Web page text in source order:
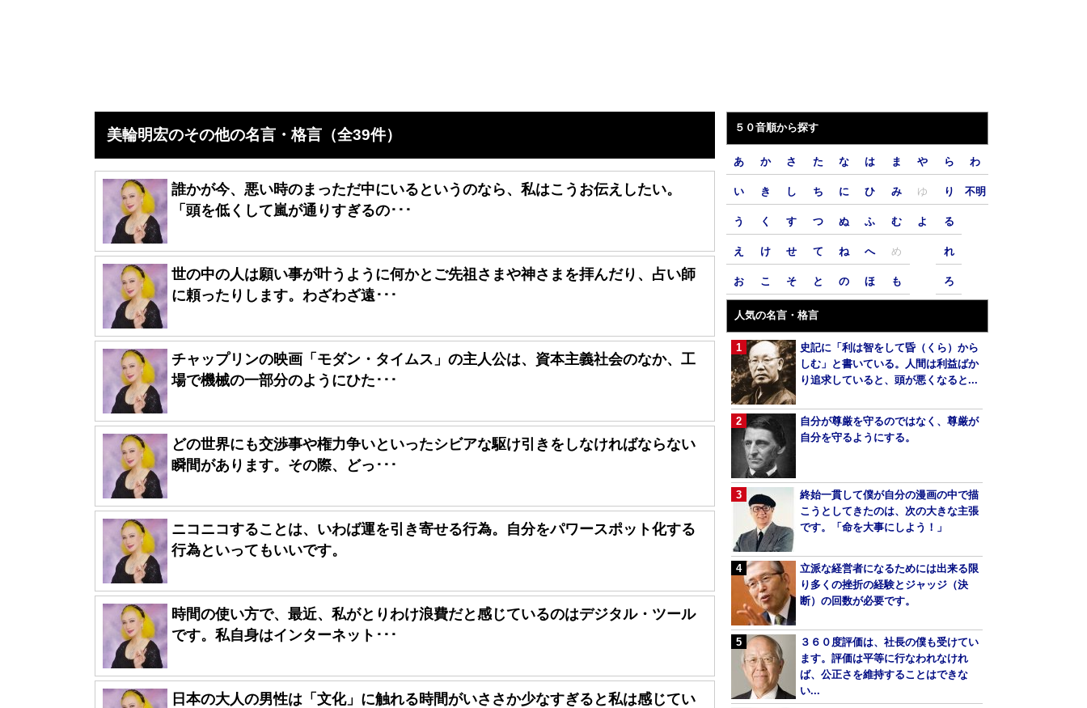
美輪明宏のその他の名言・格言（全39件）
誰かが今、悪い時のまっただ中にいるというのなら、私はこうお伝えしたい。
「頭を低くして嵐が通りすぎるの･･･
世の中の人は願い事が叶うように何かとご先祖さまや神さまを拝んだり、占い師
に頼ったりします。わざわざ遠･･･
チャップリンの映画「モダン・タイムス」の主人公は、資本主義社会のなか、工
場で機械の一部分のようにひた･･･
どの世界にも交渉事や権力争いといったシビアな駆け引きをしなければならない
瞬間があります。その際、どっ･･･
ニコニコすることは、いわば運を引き寄せる行為。自分をパワースポット化する
行為といってもいいです。
時間の使い方で、最近、私がとりわけ浪費だと感じているのはデジタル・ツール
です。私自身はインターネット･･･
日本の大人の男性は「文化」に触れる時間がいささか少なすぎると私は感じてい
５０音順から探す
あ
い
う
え
お
か
き
く
け
こ
さ
し
す
せ
そ
た
ち
つ
て
と
な
に
ぬ
ね
の
は
ひ
ふ
へ
ほ
ま
み
む
め
も
や
ゆ
よ
ら
り
る
れ
ろ
わ
不明
人気の名言・格言
史記に「利は智をして昏（くら）から
しむ」と書いている。人間は利益ばか
り追求していると、頭が悪くなると...
自分が尊厳を守るのではなく、尊厳が
自分を守るようにする。
終始一貫して僕が自分の漫画の中で描
こうとしてきたのは、次の大きな主張
です。「命を大事にしよう！」
立派な経営者になるためには出来る限
り多くの挫折の経験とジャッジ（決
断）の回数が必要です。
３６０度評価は、社長の僕も受けてい
ます。評価は平等に行なわれなけれ
ば、公正さを維持することはできな
い...